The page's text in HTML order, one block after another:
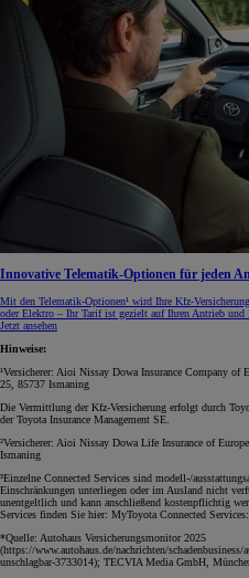
Innovative Telematik-Optionen für jeden
Mit den Telematik-Optionen¹ wird Ihre
oder Elektro – Ihr Tarif ist gezielt auf Ihren Antrieb und
Jetzt ansehen
Hinweise:
¹Versicherer: Aioi Nissay Dowa Insurance Company of
25, 85737 Ismaning
Die Vermittlung der Kfz-Versicherung erfolgt durch
der Toyota Insurance Management SE.
²Versicherer: Aioi Nissay Dowa Life Insurance of
Ismaning
³Einzelne Connected Services sind modell-/
Einschränkungen unterliegen oder im Ausland nicht
unentgeltlich und kann anschließend kostenpflichtig
Services finden Sie hier: MyToyota Connected
*Quelle: Autohaus Versicherungsmonitor 2025
(https://www.autohaus.de/nachrichten/
unschlagbar-3733014); TECVIA Media GmbH,